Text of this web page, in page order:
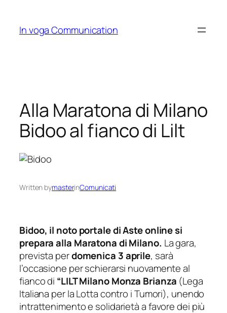
content
In voga Communication
Alla Maratona di Milano
Bidoo al fianco di Lilt
Written bymasterinComunicati
Bidoo, il noto portale di Aste online si
prepara alla Maratona di Milano. La gara,
prevista perdomenica 3 aprile, sarà
l’occasione per schierarsi nuovamente al
fianco di “LILT Milano Monza Brianza (Lega
Italiana per la Lotta contro i Tumori), unendo
intrattenimento e solidarietà a favore dei più